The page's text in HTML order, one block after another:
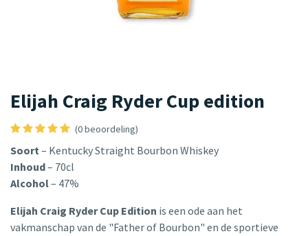
Elijah Craig Ryder Cup edition
(0 beoordeling)
Soort– Kentucky Straight Bourbon Whiskey
Inhoud– 70cl
Alcohol– 47%
Elijah Craig Ryder Cup Edition is een ode aan het
vakmanschap van de "Father of Bourbon" en de sportieve